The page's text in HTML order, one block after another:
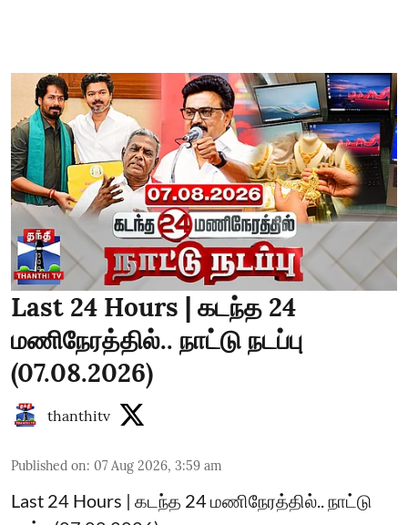
Last 24 Hours | கடந்த 24
மணிநேரத்தில்.. நாட்டு நடப்பு
(07.08.2026)
thanthitv
Published on: 07 Aug 2026, 3:59 am
Last 24 Hours | கடந்த 24 மணிநேரத்தில்.. நாட்டு